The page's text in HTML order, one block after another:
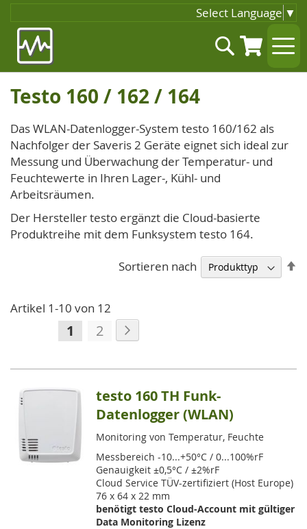
Select Language ▼
Inhalt
springen
Suche
Testo 160 / 162 / 164
Das WLAN-Datenlogger-System testo 160/162 als
Nachfolger der Saveris 2 Geräte eignet sich ideal zur
Messung und Überwachung der Temperatur- und
Feuchtewerte in Ihren Lager-, Kühl- und
Arbeitsräumen.
Der Hersteller testo ergänzt die Cloud-basierte
Produktreihe mit dem Funksystem testo 164.
Artikel 1-10 von 12
Seite
Sie
gerade
die
Seite
1 Seite
2
Sortieren nach
testo 160 TH Funk-
Datenlogger (WLAN)
Monitoring von Temperatur, Feuchte
Messbereich -10...+50°C / 0...100%rF
Genauigkeit ±0,5°C / ±2%rF
Cloud Service TÜV-zertifiziert (Host Europe)
76 x 64 x 22 mm
benötigt testo Cloud-Account mit gültiger
Data Monitoring Lizenz